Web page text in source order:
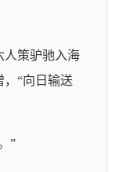
人策驴驰入海
，“向日输送
”